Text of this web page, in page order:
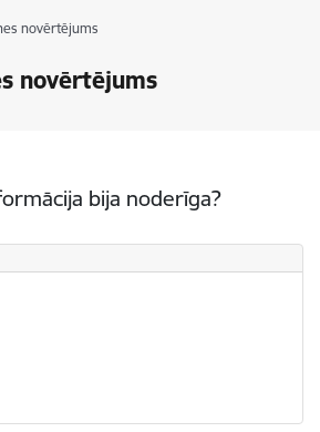
novērtējums
novērtējums
bija noderīga?
bija noderīga?